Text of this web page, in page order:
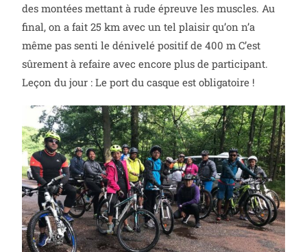
des montées mettant à rude épreuve les muscles. Au
final, on a fait 25 km avec un tel plaisir qu’on n’a
même pas senti le dénivelé positif de 400 m C’est
sûrement à refaire avec encore plus de participant.
Leçon du jour : Le port du casque est obligatoire !